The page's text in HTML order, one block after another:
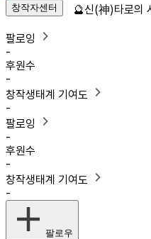
창작자센터
팔로잉
-
후원수
-
창작생태계 기여도
-
팔로잉
-
후원수
-
창작생태계 기여도
-
팔로우
🔮신(神)타로의